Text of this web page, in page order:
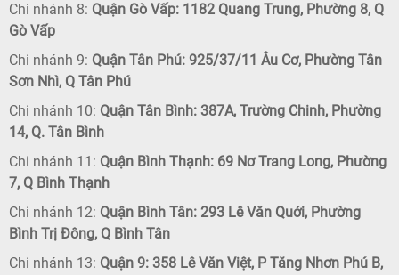
Chi nhánh 8: Quận Gò Vấp: 1182 Quang Trung, Phường 8, Q
Gò Vấp
Chi nhánh 9: Quận Tân Phú: 925/37/11 Âu Cơ, Phường Tân
Sơn Nhì, Q Tân Phú
Chi nhánh 10: Quận Tân Bình: 387A, Trường Chinh, Phường
14, Q. Tân Bình
Chi nhánh 11: Quận Bình Thạnh: 69 Nơ Trang Long, Phường
7, Q Bình Thạnh
Chi nhánh 12: Quận Bình Tân: 293 Lê Văn Quới, Phường
Bình Trị Đông, Q Bình Tân
Chi nhánh 13: Quận 9: 358 Lê Văn Việt, P Tăng Nhơn Phú B,